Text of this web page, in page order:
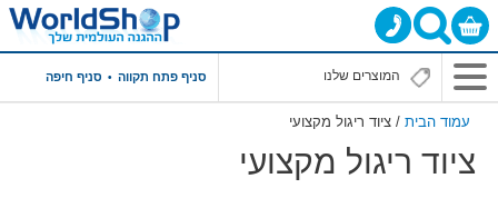
סניף פתח תקווה סניף חיפה
עמוד הבית / ציוד ריגול מקצועי
ציוד ריגול מקצועי